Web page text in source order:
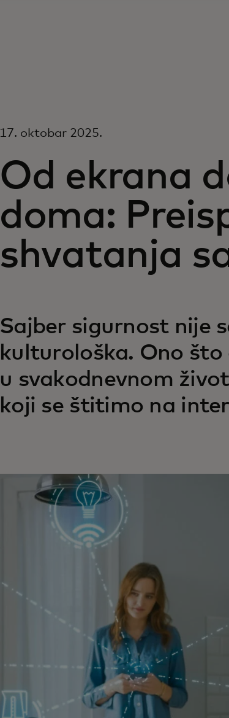
17. oktobar 2025.
Od ekrana
doma:
shvatanja
Sajber sigurnost nije
kulturološka. Ono
u svakodnevnom
koji se štitimo na